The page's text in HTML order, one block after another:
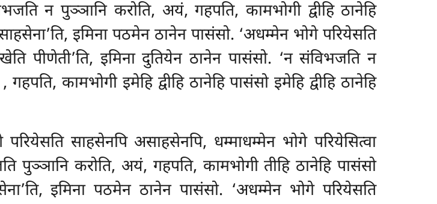
न पुञ्ञानि करोति, अयं, गहपति, कामभोगी द्वीहि ठानेहि
इमिना पठमेन ठानेन पासंसो. ‘अधम्मेन भोगे परियेसति
पीणेती’ति, इमिना दुतियेन ठानेन पासंसो. ‘न संविभजति न
, गहपति, कामभोगी इमेहि द्वीहि ठानेहि पासंसो इमेहि द्वीहि ठानेहि
परियेसति साहसेनपि असाहसेनपि, धम्माधम्मेन भोगे परियेसित्वा
पुञ्ञानि करोति, अयं, गहपति, कामभोगी तीहि ठानेहि पासंसो
इमिना पठमेन ठानेन पासंसो. ‘अधम्मेन भोगे परियेसति